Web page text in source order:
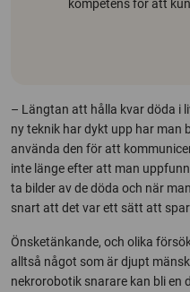
kompetens för att
– Längtan att hålla kvar döda i
ny teknik har dykt upp har man
använda den för att
inte länge efter att man
ta bilder av de döda och när
snart att det var ett sätt att
Önsketänkande, och olika
alltså något som är djupt
nekrorobotik snarare kan bli en